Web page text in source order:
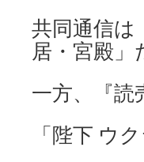
共同通信は
居・宮殿」
一方、『読
「陛下 ウ